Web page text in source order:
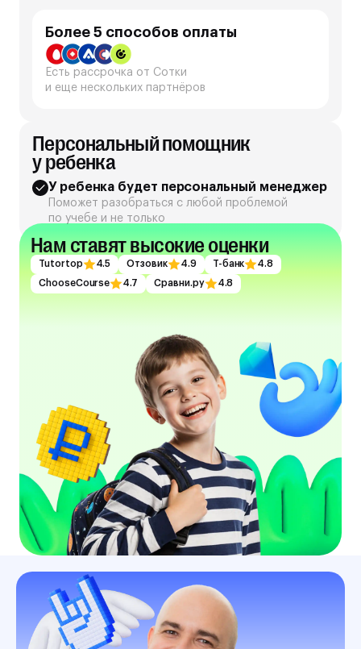
Более 5 способов оплаты
Есть рассрочка от Сотки
и еще нескольких партнёров
Персональный помощник
у ребенка
У ребенка будет персональный менеджер
Поможет разобраться с любой проблемой
по учебе и не только
Нам ставят высокие оценки
Tutortop 4.5 Отзовик 4.9 Т-банк
4.8
ChooseCourse
4.7 Сравни.ру 4.8